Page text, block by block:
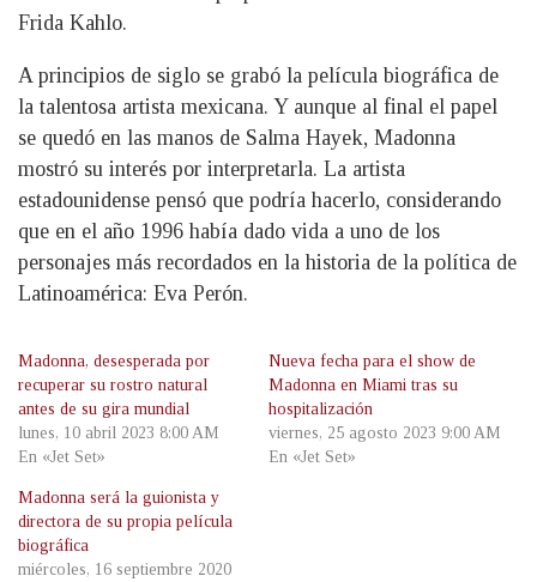
Frida Kahlo.
A principios de siglo se grabó la película biográfica de
la talentosa artista mexicana. Y aunque al final el papel
se quedó en las manos de Salma Hayek, Madonna
mostró su interés por interpretarla. La artista
estadounidense pensó que podría hacerlo, considerando
que en el año 1996 había dado vida a uno de los
personajes más recordados en la historia de la política de
Latinoamérica: Eva Perón.
Madonna, desesperada por
recuperar su rostro natural
antes de su gira mundial
lunes, 10 abril 2023 8:00 AM
En «Jet Set»
Nueva fecha para el show de
Madonna en Miami tras su
hospitalización
viernes, 25 agosto 2023 9:00 AM
En «Jet Set»
Madonna será la guionista y
directora de su propia película
biográfica
miércoles, 16 septiembre 2020